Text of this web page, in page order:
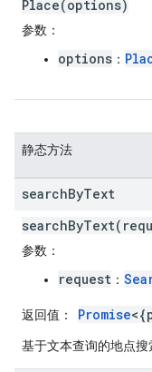
Place(options)
参数 ：
options ：
静态方法
searchByText
参数 ：
request ：
返回值 ： Promise
基于文本查询的地点搜